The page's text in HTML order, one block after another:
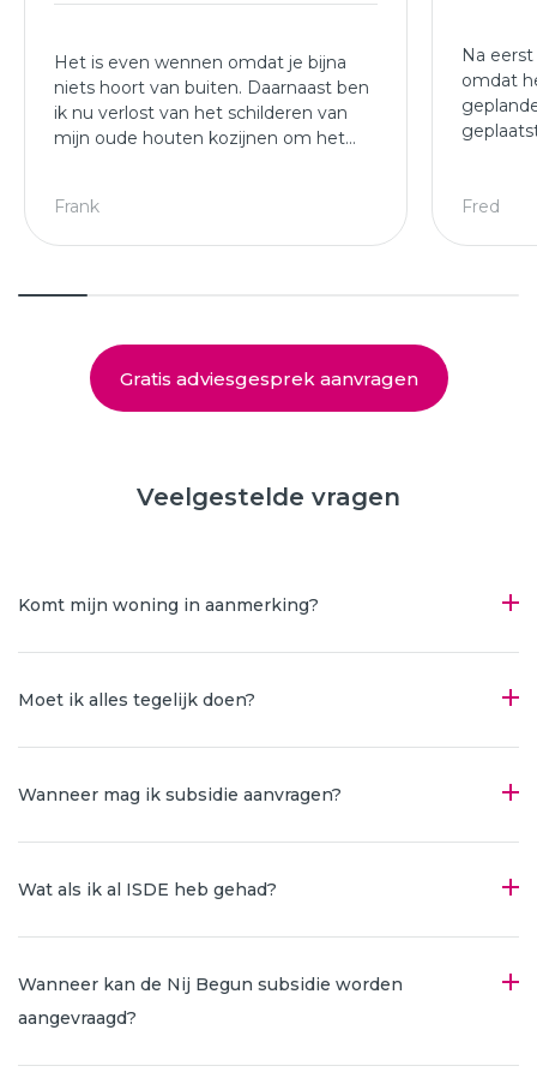
Het is even wennen omdat je bijna
niets hoort van buiten. Daarnaast ben
ik nu verlost van het schilderen van
mijn oude houten kozijnen om het
deuren hebben geplaatst.
Frank
Na
omdat
Fred
Gratis adviesgesprek aanvragen
Veelgestelde vragen
Komt mijn woning in aanmerking?
Moet ik alles tegelijk doen?
Wanneer mag ik subsidie aanvragen?
Wat als ik al ISDE heb gehad?
Wanneer kan de Nij Begun subsidie worden
aangevraagd?